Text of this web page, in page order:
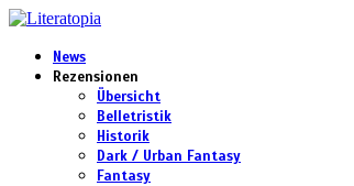
News
Rezensionen
Übersicht
Belletristik
Historik
Dark / Urban Fantasy
Fantasy